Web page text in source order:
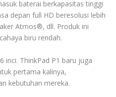
baterai berkapasitas tinggi
depan full HD beresolusi lebih
Atmos®, dll. Produk ini
biru rendah.
inci. ThinkPad P1 baru juga
pertama kalinya,
kebutuhan mereka.